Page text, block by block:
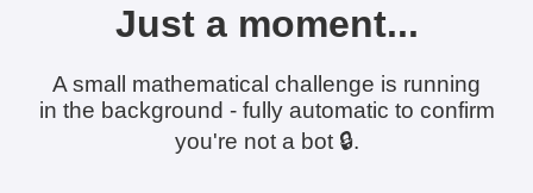
Just a moment...
A small mathematical challenge is running
in the background - fully automatic to confirm
you're not a bot 🔒.